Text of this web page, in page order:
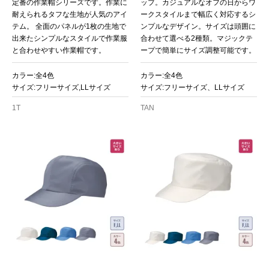
定番の作業帽シリーズです。作業に
耐えられるタフな生地が人気のアイ
テム。 全面のパネルが1枚の生地で
出来たシンプルなスタイルで作業服
と合わせやすい作業帽です。
カラー:全4色
サイズ:フリーサイズ,LLサイズ
1T
ップ。カジュアルなオフの日からワ
ークスタイルまで幅広く対応するシ
ンプルなデザイン。サイズは頭囲に
合わせて選べる2種類。マジックテ
ープで簡単にサイズ調整可能です。
カラー:全4色
サイズ:フリーサイズ、LLサイズ
TAN